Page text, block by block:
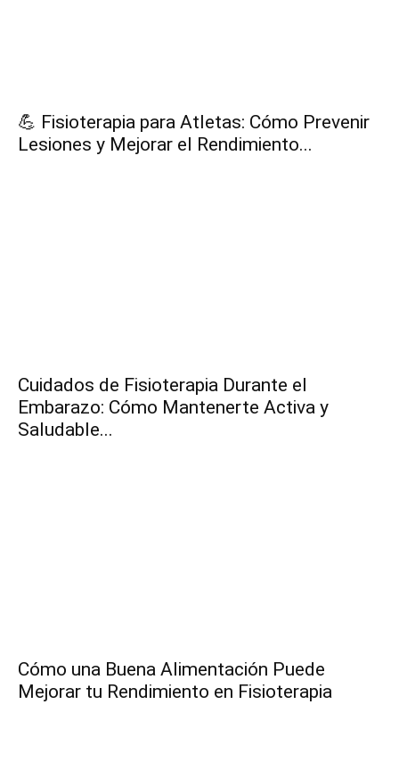
💪 Fisioterapia para Atletas: Cómo Prevenir
Lesiones y Mejorar el Rendimiento...
Cuidados de Fisioterapia Durante el
Embarazo: Cómo Mantenerte Activa y
Saludable...
Cómo una Buena Alimentación Puede
Mejorar tu Rendimiento en Fisioterapia